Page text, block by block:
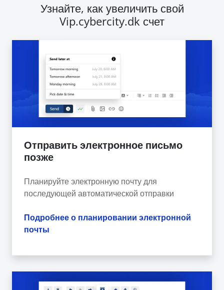
Узнайте, как увеличить свой
Vip.cybercity.dk счет
Отправить электронное письмо
позже
Планируйте электронную почту для
последующей автоматической отправки
Подробнее о планировании электронной
почты